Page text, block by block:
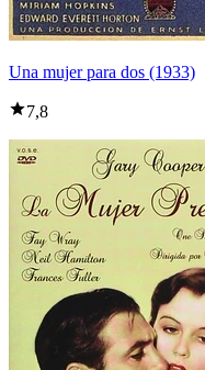
Una mujer para dos (1933)
7,8